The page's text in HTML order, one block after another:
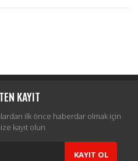
KAYIT
ilk önce haberdar olmak için
kayıt olun
KAYIT OL